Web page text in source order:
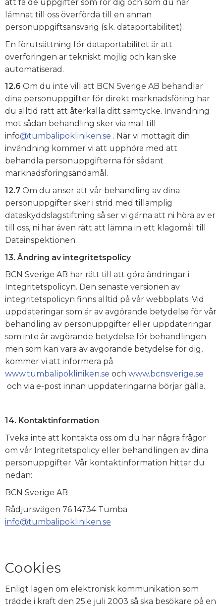
att få de uppgifter som rör dig och som du har
lämnat till oss överförda till en annan
personuppgiftsansvarig (s.k. dataportabilitet).
En förutsättning för dataportabilitet är att
överföringen är tekniskt möjlig och kan ske
automatiserad.
12.6 Om du inte vill att BCN Sverige AB behandlar
dina personuppgifter för direkt marknadsföring har
du alltid rätt att återkalla ditt samtycke. Invändning
mot sådan behandling sker via mail till
info@tumbalipokliniken.se . När vi mottagit din
invändning kommer vi att upphöra med att
behandla personuppgifterna för sådant
marknadsföringsändamål.
12.7 Om du anser att vår behandling av dina
personuppgifter sker i strid med tillämplig
dataskyddslagstiftning så ser vi gärna att ni höra av er
till oss, ni har även rätt att lämna in ett klagomål till
Datainspektionen.
13. Ändring av integritetspolicy
BCN Sverige AB har rätt till att göra ändringar i
Integritetspolicyn. Den senaste versionen av
integritetspolicyn finns alltid på vår webbplats. Vid
uppdateringar som är av avgörande betydelse för vår
behandling av personuppgifter eller uppdateringar
som inte är avgörande betydelse för behandlingen
men som kan vara av avgörande betydelse för dig,
kommer vi att informera på
www.tumbalipokliniken.se och www.bcnsverige.se
och via e-post innan uppdateringarna börjar gälla.
14. Kontaktinformation
Tveka inte att kontakta oss om du har några frågor
om vår Integritetspolicy eller behandlingen av dina
personuppgifter. Vår kontaktinformation hittar du
nedan:
BCN Sverige AB
Rådjursvägen 76 14734 Tumba
info@tumbalipokliniken.se
Cookies
Enligt lagen om elektronisk kommunikation som
trädde i kraft den 25:e juli 2003 så ska besökare på en